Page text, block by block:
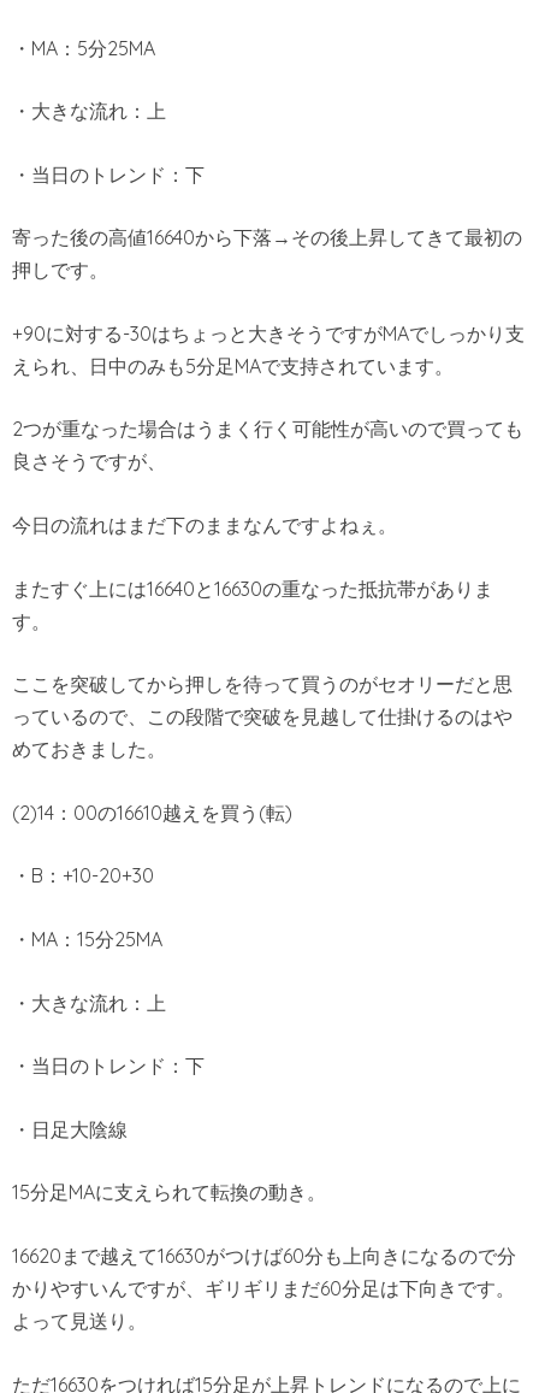
・MA：5分25MA
・大きな流れ：上
・当日のトレンド：下
寄った後の高値16640から下落→その後上昇してきて最初の
押しです。
+90に対する-30はちょっと大きそうですがMAでしっかり支
えられ、日中のみも5分足MAで支持されています。
2つが重なった場合はうまく行く可能性が高いので買っても
良さそうですが、
今日の流れはまだ下のままなんですよねぇ。
またすぐ上には16640と16630の重なった抵抗帯がありま
す。
ここを突破してから押しを待って買うのがセオリーだと思
っているので、この段階で突破を見越して仕掛けるのはや
めておきました。
(2)14：00の16610越えを買う(転)
・B：+10-20+30
・MA：15分25MA
・大きな流れ：上
・当日のトレンド：下
・日足大陰線
15分足MAに支えられて転換の動き。
16620まで越えて16630がつけば60分も上向きになるので分
かりやすいんですが、ギリギリまだ60分足は下向きです。
よって見送り。
ただ16630をつければ15分足が上昇トレンドになるので上に